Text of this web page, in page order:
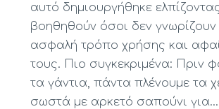
αυτό δημιουργήθηκε
βοηθηθούν όσοι δεν γνωρίζουν
ασφαλή τρόπο χρήσης και
τους. Πιο συγκεκριμένα: Πριν
τα γάντια, πάντα πλένουμε τα
σωστά με αρκετό σαπούνι για…